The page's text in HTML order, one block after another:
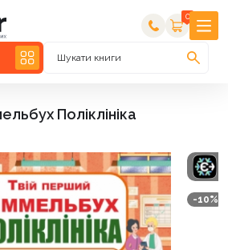
0
Шукати книги
Поліклініка
-10%